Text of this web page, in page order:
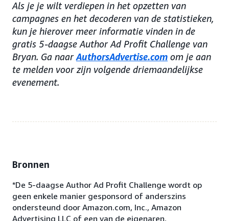
Als je je wilt verdiepen in het opzetten van
campagnes en het decoderen van de statistieken,
kun je hierover meer informatie vinden in de
gratis 5-daagse Author Ad Profit Challenge van
Bryan. Ga naarAuthorsAdvertise.com om je aan
te melden voor zijn volgende driemaandelijkse
evenement.
Bronnen
*De 5-daagse Author Ad Profit Challenge wordt op
geen enkele manier gesponsord of anderszins
ondersteund door Amazon.com, Inc., Amazon
Advertising LLC of een van de eigenaren,